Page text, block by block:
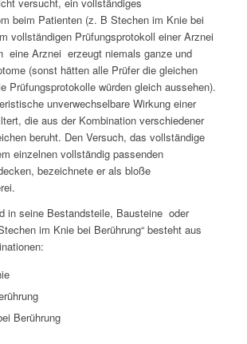
beim Patienten (z. B Stechen im Knie bei
vollständigen Prüfungsprotokoll einer Arznei
eine Arznei erzeugt niemals ganze und
(sonst hätten alle Prüfer die gleichen
Prüfungsprotokolle würden gleich aussehen).
unverwechselbare Wirkung einer
die aus der Kombination verschiedener
beruht. Den Versuch, das vollständige
einzelnen vollständig passenden
bezeichnete er als bloße
in seine Bestandsteile, Bausteine oder
im Knie bei Berührung“ besteht aus
Berührung